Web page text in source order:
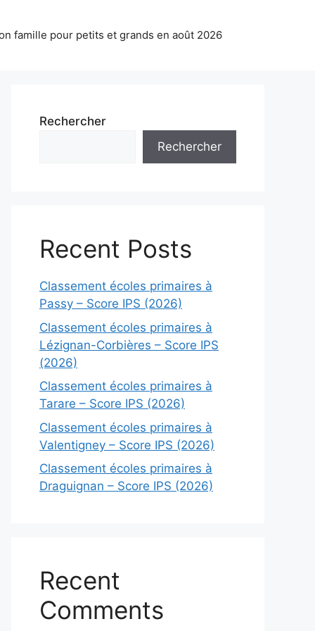
famille pour petits et grands en août 2026
Rechercher
Rechercher
Recent Posts
Classement écoles primaires à
Passy – Score IPS (2026)
Classement écoles primaires à
Lézignan-Corbières – Score IPS
(2026)
Classement écoles primaires à
Tarare – Score IPS (2026)
Classement écoles primaires à
Valentigney – Score IPS (2026)
Classement écoles primaires à
Draguignan – Score IPS (2026)
Recent
Comments